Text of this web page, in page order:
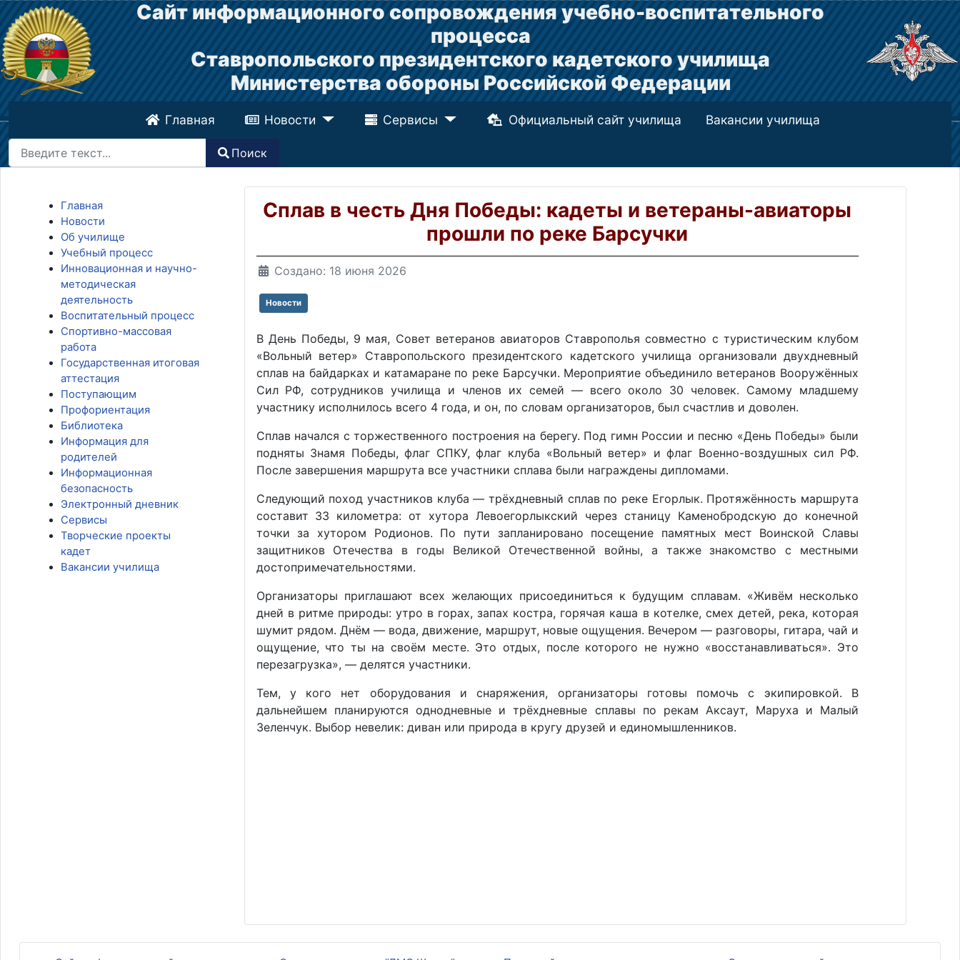
Сайт информационного сопровождения учебно-воспитательного
процесса
Ставропольского президентского кадетского училища
Министерства обороны Российской Федерации
Главная Новости Сервисы Официальный сайт училища Вакансии училища
Поиск
Поиск
Главная
Новости
Об училище
Учебный процесс
Инновационная и научно-
методическая
деятельность
Воспитательный процесс
Спортивно-массовая
работа
Государственная итоговая
аттестация
Поступающим
Профориентация
Библиотека
Информация для
родителей
Информационная
безопасность
Электронный дневник
Сервисы
Творческие проекты
кадет
Вакансии училища
Сплав в честь Дня Победы: кадеты и ветераны-авиаторы
прошли по реке Барсучки
Создано: 18 июня 2026
Новости
В День Победы, 9 мая, Совет ветеранов авиаторов Ставрополья совместно с туристическим клубом
«Вольный ветер» Ставропольского президентского кадетского училища организовали двухдневный
сплав на байдарках и катамаране по реке Барсучки. Мероприятие объединило ветеранов Вооружённых
Сил РФ, сотрудников училища и членов их семей — всего около 30 человек. Самому младшему
участнику исполнилось всего 4 года, и он, по словам организаторов, был счастлив и доволен.
Сплав начался с торжественного построения на берегу. Под гимн России и песню «День Победы» были
подняты Знамя Победы, флаг СПКУ, флаг клуба «Вольный ветер» и флаг Военно-воздушных сил РФ.
После завершения маршрута все участники сплава были награждены дипломами.
Следующий поход участников клуба — трёхдневный сплав по реке Егорлык. Протяжённость маршрута
составит 33 километра: от хутора Левоегорлыкский через станицу Каменобродскую до конечной
точки за хутором Родионов. По пути запланировано посещение памятных мест Воинской Славы
защитников Отечества в годы Великой Отечественной войны, а также знакомство с местными
достопримечательностями.
Организаторы приглашают всех желающих присоединиться к будущим сплавам. «Живём несколько
дней в ритме природы: утро в горах, запах костра, горячая каша в котелке, смех детей, река, которая
шумит рядом. Днём — вода, движение, маршрут, новые ощущения. Вечером — разговоры, гитара, чай и
ощущение, что ты на своём месте. Это отдых, после которого не нужно «восстанавливаться». Это
перезагрузка», — делятся участники.
Тем, у кого нет оборудования и снаряжения, организаторы готовы помочь с экипировкой. В
дальнейшем планируются однодневные и трёхдневные сплавы по рекам Аксаут, Маруха и Малый
Зеленчук. Выбор невелик: диван или природа в кругу друзей и единомышленников.